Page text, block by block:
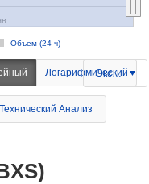
Объем (24 ч)
Логарифмический
Экспорт
Технический Анализ